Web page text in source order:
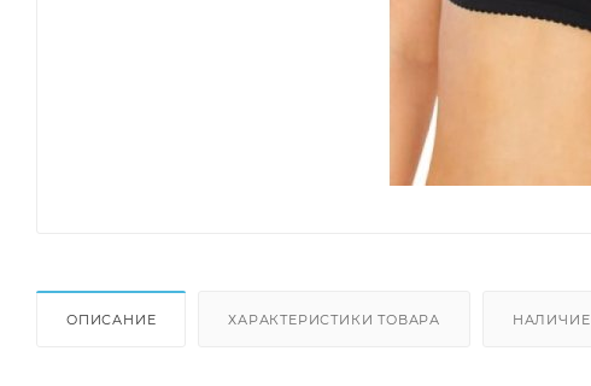
ОПИСАНИЕ ХАРАКТЕРИСТИКИ ТОВАРА НАЛИЧИЕ